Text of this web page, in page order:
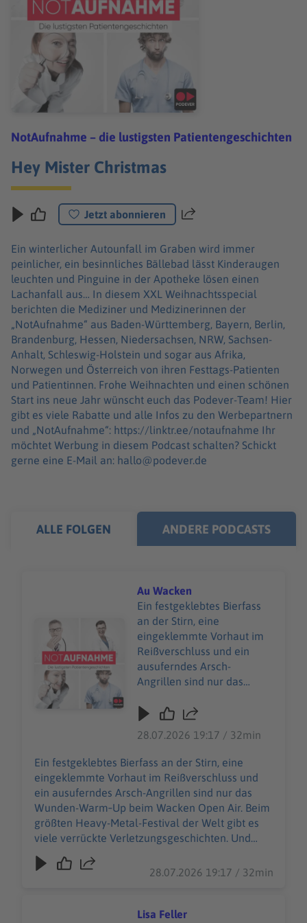
NotAufnahme – die lustigsten Patientengeschichten
Hey Mister Christmas
Jetzt abonnieren Teilen
Ein winterlicher Autounfall im Graben wird immer
peinlicher, ein besinnliches Bällebad lässt Kinderaugen
leuchten und Pinguine in der Apotheke lösen einen
Lachanfall aus… In diesem XXL Weihnachtsspecial
berichten die Mediziner und Medizinerinnen der
„NotAufnahme“ aus Baden-Württemberg, Bayern, Berlin,
Brandenburg, Hessen, Niedersachsen, NRW, Sachsen-
Anhalt, Schleswig-Holstein und sogar aus Afrika,
Norwegen und Österreich von ihren Festtags-Patienten
und Patientinnen. Frohe Weihnachten und einen schönen
Start ins neue Jahr wünscht euch das Podever-Team! Hier
gibt es viele Rabatte und alle Infos zu den Werbepartnern
und „NotAufnahme“: https://linktr.ee/notaufnahme Ihr
möchtet Werbung in diesem Podcast schalten? Schickt
gerne eine E-Mail an: hallo@podever.de
ALLE FOLGEN ANDERE PODCASTS
Audiotitel - Au Wacken
Au Wacken
Ein festgeklebtes Bierfass
an der Stirn, eine
eingeklemmte Vorhaut im
Reißverschluss und ein
ausuferndes Arsch-
Angrillen sind nur das
Wacken Open Air. Beim
Festival der Welt gibt es
viele verrückte
Verletzungsgeschichten.
Und Wiebke Düsberg
macht sich nicht vom
(berühmtesten) Acker,
sondern nimmt die
heilende Herausforderung
500 weiteren
Rescue Squads. 85.000
28.07.2026 19:17 / 32min
Ein festgeklebtes Bierfass an der Stirn, eine
eingeklemmte Vorhaut im Reißverschluss und
ein ausuferndes Arsch-Angrillen sind nur das
Wunden-Warm‑Up beim Wacken Open Air. Beim
größten Heavy-Metal-Festival der Welt gibt es
viele verrückte Verletzungsgeschichten. Und
Wiebke Düsberg macht sich nicht vom
(berühmtesten) Acker, sondern nimmt die
Rescue Squads. 85.000 W:O:A-Fans sind in guten
28.07.2026 19:17 / 32min
Lisa Feller